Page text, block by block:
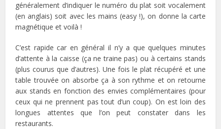
généralement d’indiquer le numéro du plat soit vocalement
(en anglais) soit avec les mains (easy !), on donne la carte
magnétique et voilà !
C’est rapide car en général il n’y a que quelques minutes
d’attente à la caisse (ça ne traine pas) ou à certains stands
(plus courus que d’autres). Une fois le plat récupéré et une
table trouvée on absorbe ça à son rythme et on retourne
aux stands en fonction des envies complémentaires (pour
ceux qui ne prennent pas tout d’un coup). On est loin des
longues attentes que l’on peut constater dans les
restaurants.